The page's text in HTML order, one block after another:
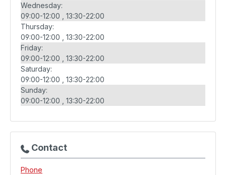
Wednesday:
09:00-12:00
13:30-22:00
Thursday:
09:00-12:00
13:30-22:00
Friday:
09:00-12:00
13:30-22:00
Saturday:
09:00-12:00
13:30-22:00
Sunday:
09:00-12:00
13:30-22:00
Contact
Phone